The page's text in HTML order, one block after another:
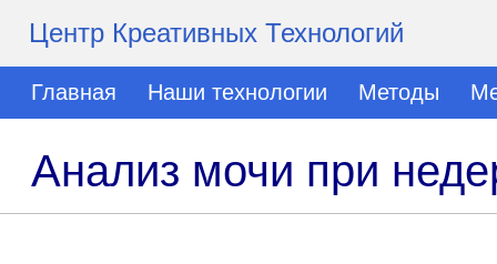
Центр Креативных Технологий
Главная Наши технологии Методы
Анализ мочи при